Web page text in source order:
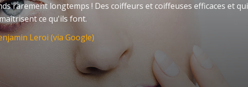
rarement longtemps ! Des coiffeurs et coiffeuses efficaces et qui
ce qu'ils font.
Leroi (via Google)